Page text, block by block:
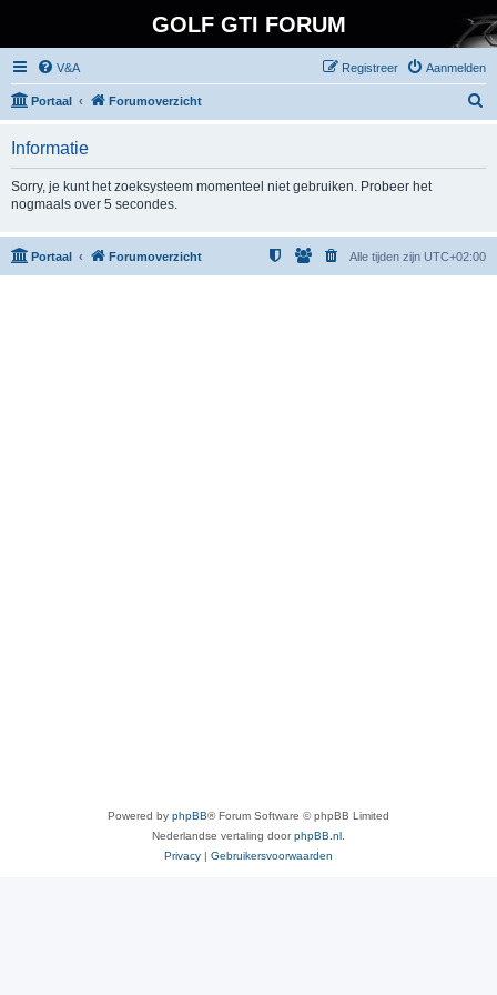
GOLF GTI FORUM
V&A Aanmelden
Registreer
Portaal Forumoverzicht
Informatie
Sorry, je kunt het zoeksysteem momenteel niet gebruiken. Probeer het
nogmaals over 5 secondes.
Portaal Forumoverzicht Alle tijden zijn UTC+02:00
Powered by phpBB® Forum Software © phpBB Limited
Nederlandse vertaling doorphpBB.nl
Privacy | Gebruikersvoorwaarden